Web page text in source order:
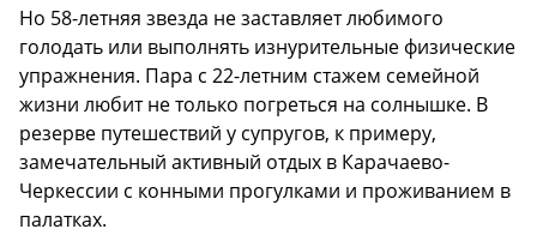
Но 58-летняя звезда не заставляет любимого
голодать или выполнять изнурительные физические
упражнения. Пара с 22-летним стажем семейной
жизни любит не только погреться на солнышке. В
резерве путешествий у супругов, к примеру,
замечательный активный отдых в Карачаево-
Черкессии с конными прогулками и проживанием в
палатках.